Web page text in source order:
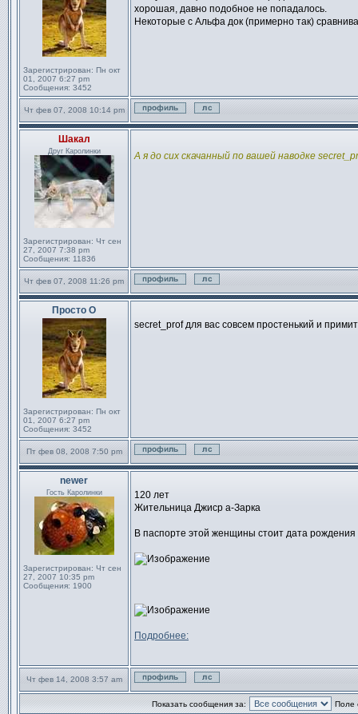
Зарегистрирован: Пн окт
01, 2007 6:27 pm
Сообщения: 3452
хорошая, давно подобное не попадалось.
Некоторые с Альфа док (примерно так)
Чт фев 07, 2008 10:14 pm
Профиль
Отправить личное
Шакал
Друг Каролинки
Зарегистрирован: Чт сен
27, 2007 7:38 pm
Сообщения: 11836
А я до сих скачанный по вашей наводке
Чт фев 07, 2008 11:26 pm
Профиль
Отправить личное
Просто О
Зарегистрирован: Пн окт
01, 2007 6:27 pm
Сообщения: 3452
Сообщение
secret_prof для вас совсем простенький и
Пт фев 08, 2008 7:50 pm
Профиль
Отправить личное
newer
Гость Каролинки
Зарегистрирован: Чт сен
27, 2007 10:35 pm
Сообщения: 1900
Сообщение
120 лет
Жительница Джиср а-Зарка
В паспорте этой женщины стоит дата
Подробнее:
Чт фев 14, 2008 3:57 am
Профиль
Отправить личное
Показать сообщения за:
Поле